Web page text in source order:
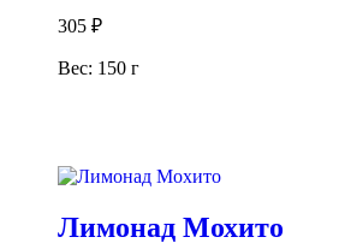
305 ₽
Вес: 150 г
Лимонад Мохито